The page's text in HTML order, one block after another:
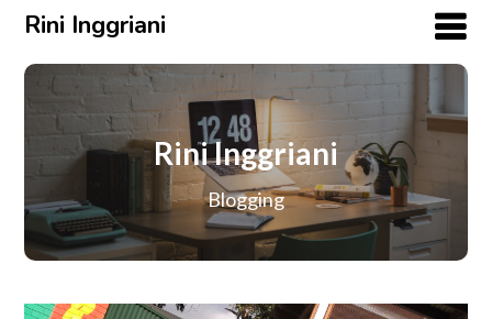
Rini Inggriani
Rini Inggriani
Blogging